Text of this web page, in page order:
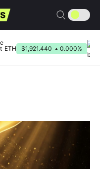
ETH $1,921.440 0.000%